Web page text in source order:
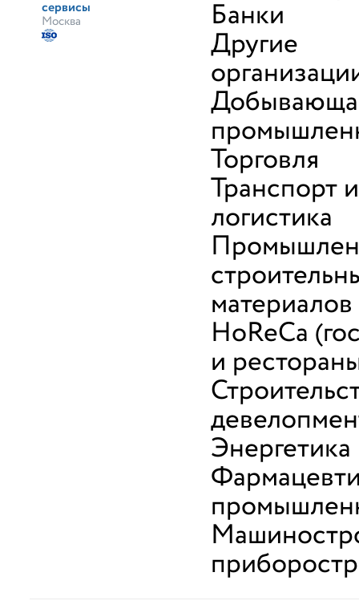
сервисы
Москва Банки
Другие
Торговля
Транспорт и
логистика
материалов
HoReCa
и
Энергетика